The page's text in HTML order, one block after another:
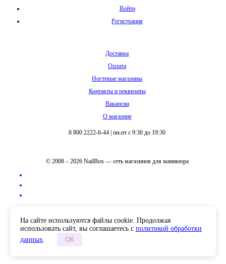
Войти
Регистрация
Доставка
Оплата
Ногтевые магазины
Контакты и реквизиты
Вакансии
О магазине
8 800 2222-6-44 пн-пт с 9:30 до 19:30
© 2008 – 2026 NailBox — сеть магазинов для маникюра
На сайте используются файлы cookie. Продолжая
использовать сайт, вы соглашаетесь с политикой обработки
данных. ОК